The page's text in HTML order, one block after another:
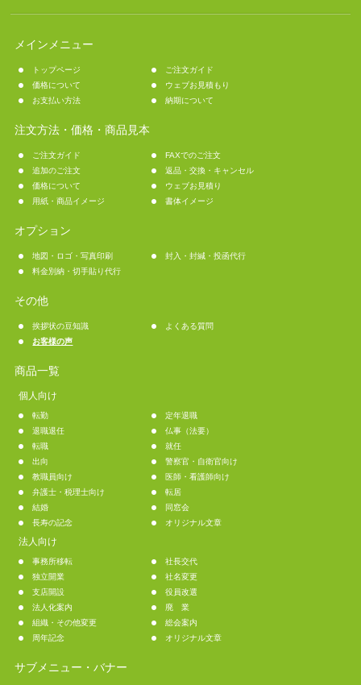
メインメニュー
トップページ
ご注文ガイド
価格について
ウェブお見積もり
お支払い方法
納期について
注文方法・価格・商品見本
ご注文ガイド
FAXでのご注文
追加のご注文
返品・交換・キャンセル
価格について
ウェブお見積り
用紙・商品イメージ
書体イメージ
オプション
地図・ロゴ・写真印刷
封入・封緘・投函代行
料金別納・切手貼り代行
その他
挨拶状の豆知識
よくある質問
お客様の声
商品一覧
個人向け
転勤
定年退職
退職退任
仏事（法要）
転職
就任
出向
警察官・自衛官向け
教職員向け
医師・看護師向け
弁護士・税理士向け
転居
結婚
同窓会
長寿の記念
オリジナル文章
法人向け
事務所移転
社長交代
独立開業
社名変更
支店開設
役員改選
法人化案内
廃 業
組織・その他変更
総会案内
周年記念
オリジナル文章
サブメニュー・バナー